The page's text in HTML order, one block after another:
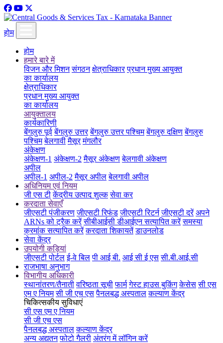
होम
होम
हमारे बारे में
विजन और मिशन संगठन क्षेत्राधिकार प्रधान मुख्य आयुक्त
का कार्यालय
क्षेत्राधिकार
प्रधान मुख्य आयुक्त
का कार्यालय
आयुक्तालय
कार्यकारिणी
बेंगलुरु पूर्व बेंगलुरु उत्तर बेंगलुरु उत्तर पश्चिम बेंगलुरु दक्षिण बेंगलुरु
पश्चिम बेलगावी मैसूर मंगलौर
अंकेक्षण
अंकेक्षण-1 अंकेक्षण-2 मैसूर अंकेक्षण बेलगावी अंकेक्षण
अपील
अपील-1 अपील-2 मैसूर अपील बेलगावी अपील
अधिनियम एवं नियम
जी एस टी केंद्रीय उत्पाद शुल्क सेवा कर
करदाता सेवाएँ
जीएसटी पंजीकरण जीएसटी रिफंड जीएसटी रिटर्न जीएसटी दरें अपने
ARNs को ट्रैक करें सीबीआईसी डीआईएन सत्यापित करें समस्या
क्रमांक सत्यापित करें करदाता शिकायतें डाउनलोड
सेवा केंद्र
उपयोगी कड़ियां
जीएसटी पोर्टल ई-वे बिल पी आई बी. आई सी ई एस सी.बी.आई.सी
राजभाषा अनुभाग
विभागीय अधिकारी
स्थानांतरण/तैनाती वरिष्ठता सूची फार्म गेस्ट हाउस बुकिंग केसेस सी एस
एम ए नियम सी जी एच एस पैनलबद्ध अस्पताल कल्याण केंद्र
चिकित्सकीय सुविधाएं
सी एस एम ए नियम
सी जी एच एस
पैनलबद्ध अस्पताल कल्याण केंद्र
अन्य अद्यतन फोटो गैलरी अंतरंग में लॉगिन करें